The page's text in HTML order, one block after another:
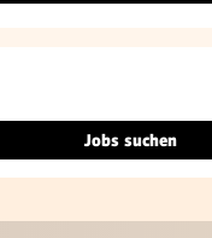
Jobs suchen